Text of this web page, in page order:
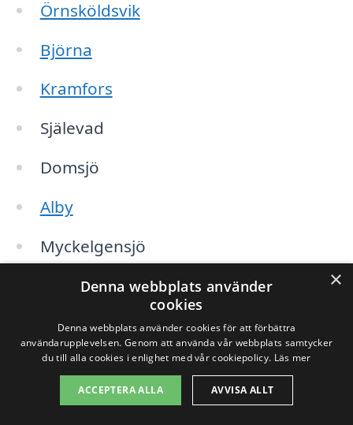
Örnsköldsvik
Björna
Kramfors
Själevad
Domsjö
Alby
Myckelgensjö
Viksjö
Brännland
Att inhämta offerter på takläggning är en
del av att säkerställa att du får rätt pris
×
Denna webbplats använder
cookies
Denna webbplats använder cookies för att förbättra
användarupplevelsen. Genom att använda vår webbplats samtycker
du till alla cookies i enlighet med vår cookiepolicy. Läs mer
ACCEPTERA ALLA AVVISA ALLT